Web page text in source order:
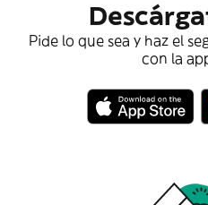
Pide lo que sea y haz el
con la